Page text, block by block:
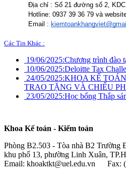
Địa chỉ : Số 21 đường số 2,
Hotline: 0937 39 36 79 và
Email :
Các Tin Khác :
19/06/2025:Chương trình đào
10/06/2025:Deloitte Tax
24/05/2025:KHOA KẾ
TRAO TẶNG VÀ CHIẾU
23/05/2025:Học bổng Thắp
Khoa Kế toán - Kiểm toán
Phòng B2.503 - Tòa nhà B2 Trường
khu phố 13, phường Linh Xuân,
Email: khoaktkt@uel.edu.vn Fax: